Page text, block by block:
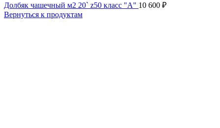
Долбяк чашечный м2 20` z50 класс "А" 10 600 ₽
Вернуться к продуктам